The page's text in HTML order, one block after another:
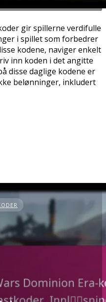
gir spillerne verdifulle
i spillet som forbedrer
kodene, naviger enkelt
inn koden i det angitte
disse daglige kodene er
belønninger, inkludert